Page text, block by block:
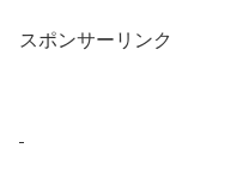
スポンサーリンク